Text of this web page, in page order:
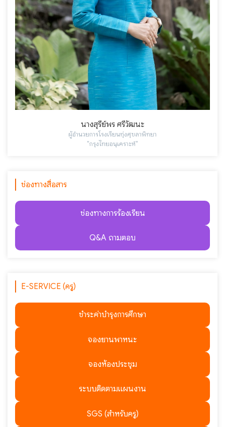
นางสุรีย์พร ศรีวัฒนะ
ผู้อำนวยการโรงเรียนทุ่งศุขลาพิทยา
"กรุงไทยอนุเคราะห์"
ช่องทางสื่อสาร
ช่องทางการร้องเรียน
Q&A ถามตอบ
E-SERVICE (ครู)
ชำระค่าบำรุงการศึกษา
จองยานพาหนะ
จองห้องประชุม
ระบบติดตามแผนงาน
SGS (สำหรับครู)